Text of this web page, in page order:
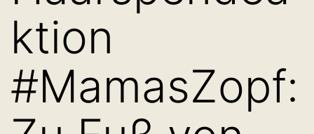
ktion
#MamasZopf: